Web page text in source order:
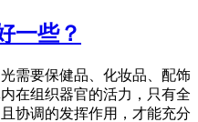
一些？
需要保健品、化妆品、配饰
在组织器官的活力，只有全
协调的发挥作用，才能充分